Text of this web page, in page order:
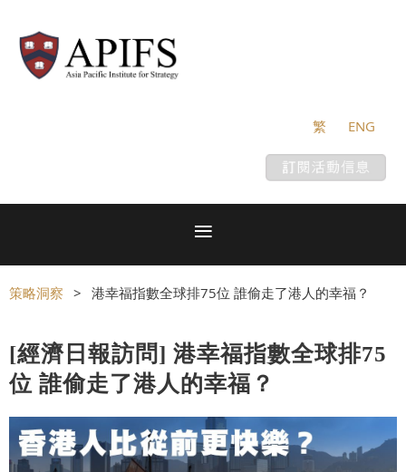
繁 ENG
策略洞察 港幸福指數全球排75位 誰偷走了港人的幸福？
[經濟日報訪問] 港幸福指數全球排75
位 誰偷走了港人的幸福？